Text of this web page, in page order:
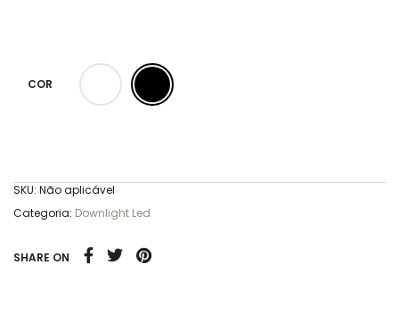
COR
SKU: Não aplicável
Categoria: Downlight Led
SHARE ON